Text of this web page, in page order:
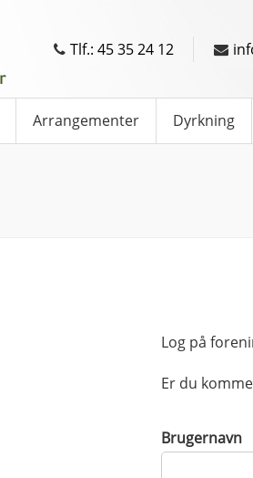
Tlf.: 45 35 24 12
Arrangementer Dyrkning
Log på
Er du
Brugernavn